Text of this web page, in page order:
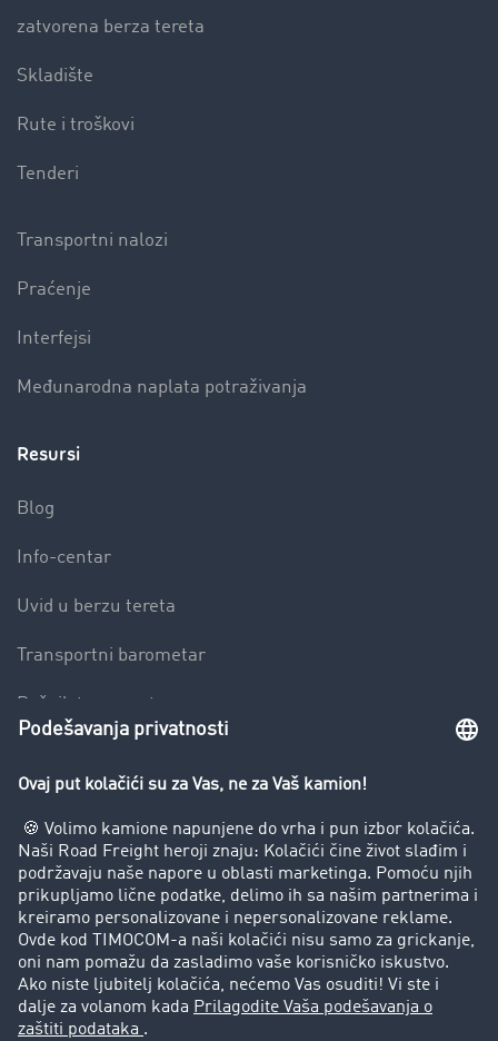
zatvorena berza tereta
Skladište
Rute i troškovi
Tenderi
Transportni nalozi
Praćenje
Interfejsi
Međunarodna naplata potraživanja
Resursi
Blog
Info-centar
Uvid u berzu tereta
Transportni barometar
Rečnik transporta
Preduzeće
Uspešne priče
Korisnici preporučuju korisnike
Pravna pitanja
Impressum